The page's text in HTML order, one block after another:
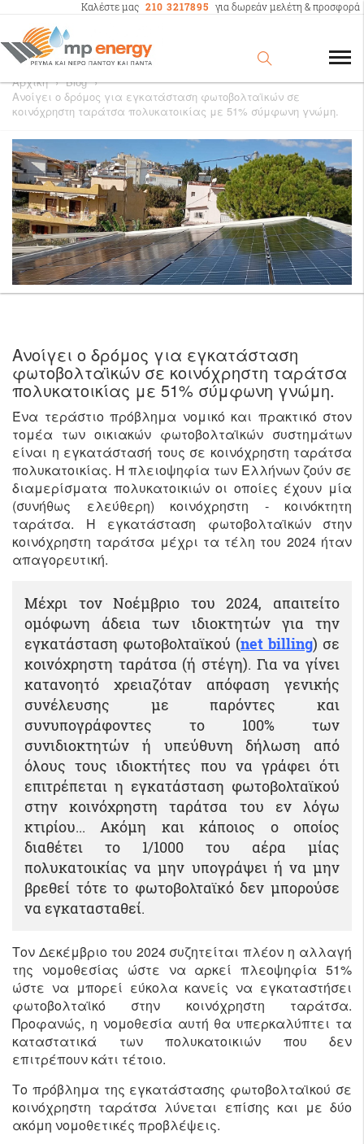
Καλέστε μας 210 3217895 για δωρεάν μελέτη & προσφορά
Αρχική › Blog ›
Ανοίγει ο δρόμος για εγκατάσταση φωτοβολταϊκών σε
κοινόχρηστη ταράτσα πολυκατοικίας με 51% σύμφωνη γνώμη.
Ανοίγει ο δρόμος για εγκατάσταση
φωτοβολταϊκών σε κοινόχρηστη ταράτσα
πολυκατοικίας με 51% σύμφωνη γνώμη.
Ένα τεράστιο πρόβλημα νομικό και πρακτικό στον
τομέα των οικιακών φωτοβολταϊκών συστημάτων
είναι η εγκατάστασή τους σε κοινόχρηστη ταράτσα
πολυκατοικίας. Η πλειοψηφία των Ελλήνων ζούν σε
διαμερίσματα πολυκατοικιών οι οποίες έχουν μία
(συνήθως ελεύθερη) κοινόχρηστη - κοινόκτητη
ταράτσα. Η εγκατάσταση φωτοβολταϊκών στην
κοινόχρηστη ταράτσα μέχρι τα τέλη του 2024 ήταν
απαγορευτική.
Μέχρι τον Νοέμβριο του 2024, απαιτείτο
ομόφωνη άδεια των ιδιοκτητών για την
εγκατάσταση φωτοβολταϊκού (net billing) σε
κοινόχρηστη ταράτσα (ή στέγη). Για να γίνει
κατανοητό χρειαζόταν απόφαση γενικής
συνέλευσης με παρόντες και
συνυπογράφοντες το 100% των
συνιδιοκτητών ή υπεύθυνη δήλωση από
όλους τους ιδιοκτήτες που να γράφει ότι
επιτρέπεται η εγκατάσταση φωτοβολταϊκού
στην κοινόχρηστη ταράτσα του εν λόγω
κτιρίου... Ακόμη και κάποιος ο οποίος
διαθέτει το 1/1000 του αέρα μίας
πολυκατοικίας να μην υπογράψει ή να μην
βρεθεί τότε το φωτοβολταϊκό δεν μπορούσε
να εγκατασταθεί.
Τον Δεκέμβριο του 2024 συζητείται πλέον η αλλαγή
της νομοθεσίας ώστε να αρκεί πλεοψηφία 51%
ώστε να μπορεί εύκολα κανείς να εγκαταστήσει
φωτοβολταϊκό στην κοινόχρηστη ταράτσα.
Προφανώς, η νομοθεσία αυτή θα υπερκαλύπτει τα
καταστατικά των πολυκατοικιών που δεν
επιτρέπουν κάτι τέτοιο.
Το πρόβλημα της εγκατάστασης φωτοβολταϊκού σε
κοινόχρηστη ταράτσα λύνεται επίσης και με δύο
ακόμη νομοθετικές προβλέψεις.